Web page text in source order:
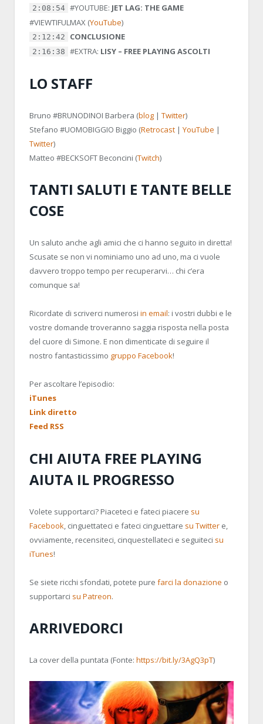
2:08:54 #YOUTUBE: JET LAG: THE GAME
#VIEWTIFULMAX (YouTube)
2:12:42 CONCLUSIONE
2:16:38 #EXTRA: LISY – FREE PLAYING ASCOLTI
LO STAFF
Bruno #BRUNODINOI Barbera (blog | Twitter)
Stefano #UOMOBIGGIO Biggio (Retrocast | YouTube |
Twitter)
Matteo #BECKSOFT Beconcini (Twitch)
TANTI SALUTI E TANTE BELLE
COSE
Un saluto anche agli amici che ci hanno seguito in diretta!
Scusate se non vi nominiamo uno ad uno, ma ci vuole
davvero troppo tempo per recuperarvi… chi c’era
comunque sa!
Ricordate di scriverci numerosi in email: i vostri dubbi e le
vostre domande troveranno saggia risposta nella posta
del cuore di Simone. E non dimenticate di seguire il
nostro fantasticissimo gruppo Facebook!
Per ascoltare l’episodio:
iTunes
Link diretto
Feed RSS
CHI AIUTA FREE PLAYING
AIUTA IL PROGRESSO
Volete supportarci? Piaceteci e fateci piacere su
Facebook , cinguettateci e fateci cinguettare su Twitter e,
ovviamente, recensiteci, cinquestellateci e seguiteci su
iTunes!
Se siete ricchi sfondati, potete pure farci la donazione o
supportarci su Patreon.
ARRIVEDORCI
La cover della puntata (Fonte: https://bit.ly/3AgQ3pT)